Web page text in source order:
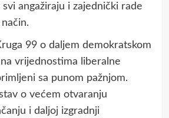
angažiraju i zajednički rade
99 o daljem demokratskom
vrijednostima liberalne
sa punom pažnjom.
o većem otvaranju
i daljoj izgradnji